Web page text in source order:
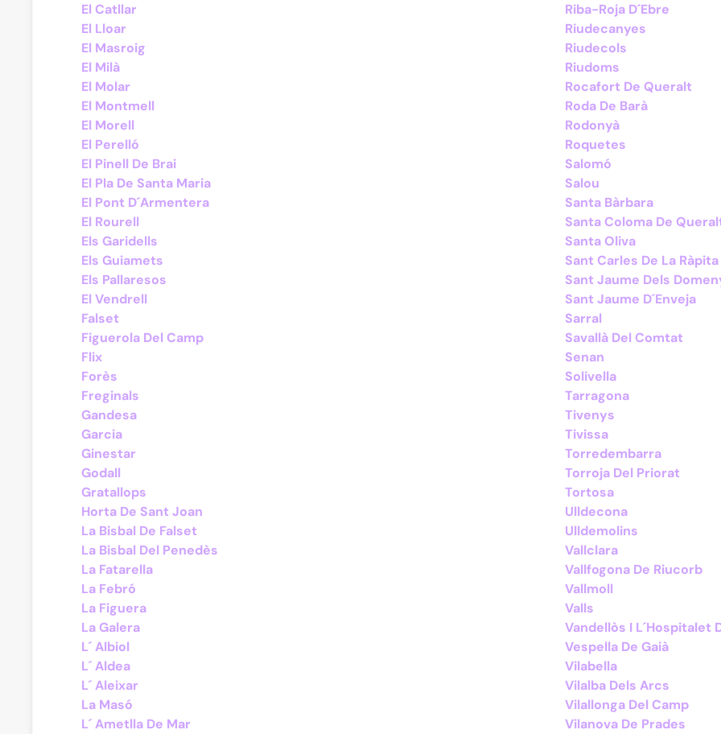
El Catllar
El Lloar
El Masroig
El Milà
El Molar
El Montmell
El Morell
El Perelló
El Pinell De Brai
El Pla De Santa Maria
El Pont D´Armentera
El Rourell
Els Garidells
Els Guiamets
Els Pallaresos
El Vendrell
Falset
Figuerola Del Camp
Flix
Forès
Freginals
Gandesa
Garcia
Ginestar
Godall
Gratallops
Horta De Sant Joan
La Bisbal De Falset
La Bisbal Del Penedès
La Fatarella
La Febró
La Figuera
La Galera
L´ Albiol
L´ Aldea
L´ Aleixar
La Masó
L´ Ametlla De Mar
Riba-Roja D´Ebre
Riudecanyes
Riudecols
Riudoms
Rocafort De Queralt
Roda De Barà
Rodonyà
Roquetes
Salomó
Salou
Santa Bàrbara
Santa Coloma De
Santa Oliva
Sant Carles De La Ràpita
Sant Jaume Dels
Sant Jaume D´Enveja
Sarral
Savallà Del Comtat
Senan
Solivella
Tarragona
Tivenys
Tivissa
Torredembarra
Torroja Del Priorat
Tortosa
Ulldecona
Ulldemolins
Vallclara
Vallfogona De Riucorb
Vallmoll
Valls
Vandellòs I L´Hospitalet
Vespella De Gaià
Vilabella
Vilalba Dels Arcs
Vilallonga Del Camp
Vilanova De Prades